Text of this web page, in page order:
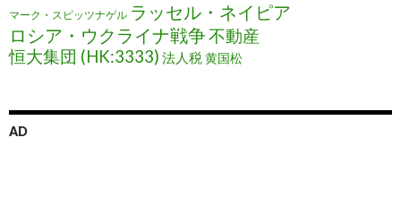
マーク・スピッツナゲル ラッセル・ネイピア
ロシア・ウクライナ戦争不動産
恒大集団 (HK:3333) 法人税黄国松
AD